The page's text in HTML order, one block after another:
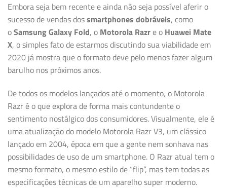
Embora seja bem recente e ainda não seja possível aferir o
sucesso de vendas dossmartphones dobráveis, como
oSamsung Galaxy Fold, o Motorola Razre o Huawei Mate
X, o simples fato de estarmos discutindo sua viabilidade em
2020 já mostra que o formato deve pelo menos fazer algum
barulho nos próximos anos.
De todos os modelos lançados até o momento, o Motorola
Razr é o que explora de forma mais contundente o
sentimento nostálgico dos consumidores. Visualmente, ele é
uma atualização do modelo Motorola Razr V3, um clássico
lançado em 2004, época em que a gente nem sonhava nas
possibilidades de uso de um smartphone. O Razr atual tem o
mesmo formato, o mesmo estilo de “flip”, mas tem todas as
especificações técnicas de um aparelho super moderno.